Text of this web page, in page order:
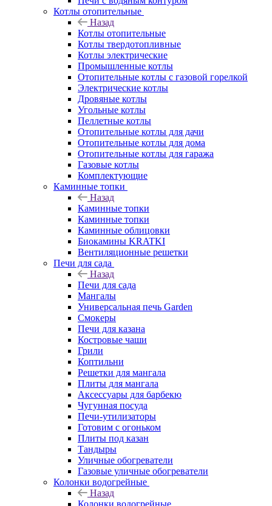
Котлы отопительные
Назад
Котлы отопительные
Котлы твердотопливные
Котлы электрические
Промышленные котлы
Отопительные котлы с газовой горелкой
Электрические котлы
Дровяные котлы
Угольные котлы
Пеллетные котлы
Отопительные котлы для дачи
Отопительные котлы для дома
Отопительные котлы для гаража
Газовые котлы
Комплектующие
Каминные топки
Назад
Каминные топки
Каминные топки
Каминные облицовки
Биокамины KRATKI
Вентиляционные решетки
Печи для сада
Назад
Печи для сада
Мангалы
Универсальная печь Garden
Смокеры
Печи для казана
Костровые чаши
Грили
Коптильни
Решетки для мангала
Плиты для мангала
Аксессуары для барбекю
Чугунная посуда
Печи-утилизаторы
Готовим с огоньком
Плиты под казан
Тандыры
Уличные обогреватели
Газовые уличные обогреватели
Колонки водогрейные
Назад
Колонки водогрейные